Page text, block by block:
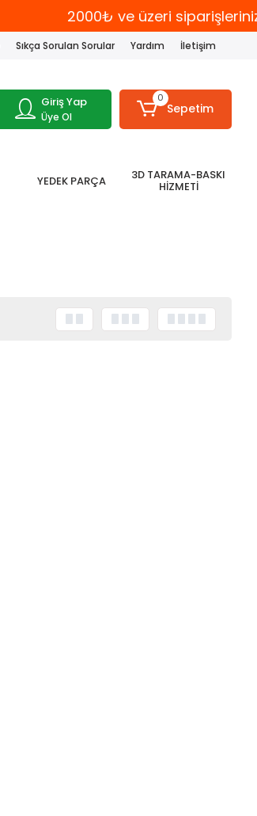
2000₺ ve üzeri
Sıkça Sorulan Sorular Yardım İletişim
Giriş Yap
Üye Ol
0
Sepetim
YEDEK PARÇA 3D TARAMA-BASKI
HİZMETİ